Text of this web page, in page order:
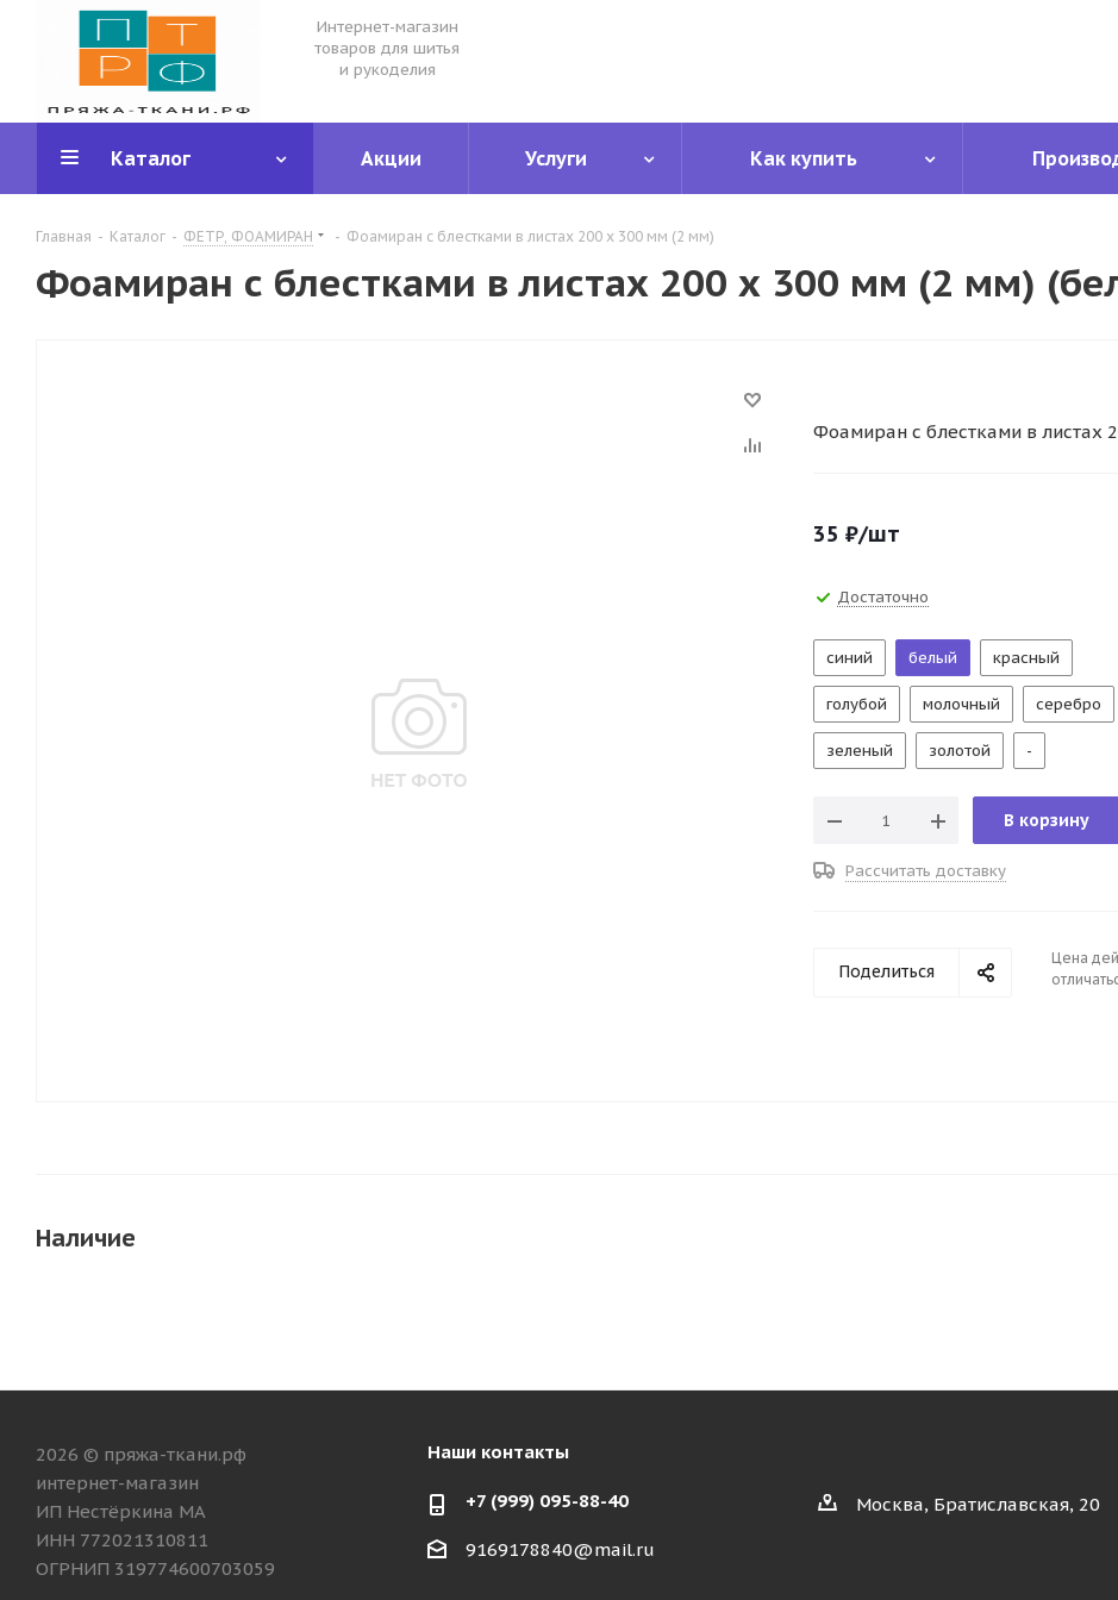
Интернет-магазин
товаров для шитья
и рукоделия
Каталог Акции Услуги Как купить
Главная - Каталог - ФЕТР, ФОАМИРАН - Фоамиран с блестками в листах 200 х 300 мм (2 мм)
Фоамиран с блестками в листах 200 х 300 мм (2 мм)
Фоамиран с блестками в листах
35 ₽/шт
Достаточно
синий белый красный
голубой молочный серебро
зеленый золотой -
В корзину
Рассчитать доставку
Поделиться
Цена
Наличие
2026 © пряжа-ткани.рф
интернет-магазин
ИП Нестёркина МА
ИНН 772021310811
ОГРНИП 319774600703059
Наши контакты
+7 (999) 095-88-40
9169178840@mail.ru
Москва, Братиславская, 20